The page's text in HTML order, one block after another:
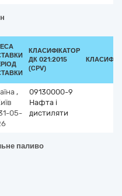
КЛАСИФІКАТОР
ДК 021:2015
(CPV)
,
05-
09130000-9
Нафта і
дистиляти
паливо